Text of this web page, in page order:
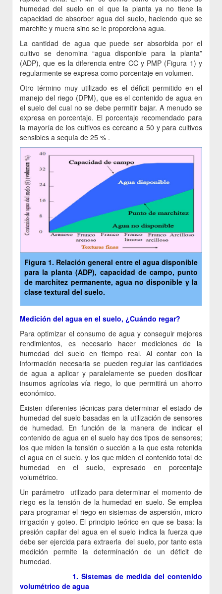
humedad del suelo en el que la planta ya no tiene la
capacidad de absorber agua del suelo, haciendo que se
marchite y muera sino se le proporciona agua.
La cantidad de agua que puede ser absorbida por el
cultivo se denomina “agua disponible para la planta”
(ADP), que es la diferencia entre CC y PMP (Figura 1) y
regularmente se expresa como porcentaje en volumen.
Otro término muy utilizado es el déficit permitido en el
manejo del riego (DPM), que es el contenido de agua en
el suelo del cual no se debe permitir bajar. A menudo se
expresa en porcentaje. El porcentaje recomendado para
la mayoría de los cultivos es cercano a 50 y para cultivos
sensibles a sequía de 25 % .
Figura 1. Relación general entre el agua disponible
para la planta (ADP), capacidad de campo, punto
de marchitez permanente, agua no disponible y la
clase textural del suelo.
Medición del agua en el suelo, ¿Cuándo regar?
Para optimizar el consumo de agua y conseguir mejores
rendimientos, es necesario hacer mediciones de la
humedad del suelo en tiempo real. Al contar con la
información necesaria se pueden regular las cantidades
de agua a aplicar y paralelamente se pueden dosificar
insumos agrícolas vía riego, lo que permitirá un ahorro
económico.
Existen diferentes técnicas para determinar el estado de
humedad del suelo basadas en la utilización de sensores
de humedad. En función de la manera de indicar el
contenido de agua en el suelo hay dos tipos de sensores;
los que miden la tensión o succión a la que esta retenida
el agua en el suelo, y los que miden el contenido total de
humedad en el suelo, expresado en porcentaje
volumétrico.
Un parámetro utilizado para determinar el momento de
riego es la tensión de la humedad en suelo. Se emplea
para programar el riego en sistemas de aspersión, micro
irrigación y goteo. El principio teórico en que se basa: la
presión capilar del agua en el suelo indica la fuerza que
debe ser ejercida para extraerla del suelo, por tanto esta
medición permite la determinación de un déficit de
humedad.
1. Sistemas de medida del contenido
volumétrico de agua